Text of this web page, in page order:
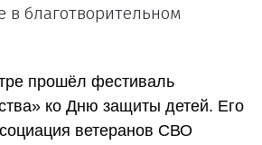
в благотворительном
прошёл фестиваль
ко Дню защиты детей. Его
ветеранов СВО